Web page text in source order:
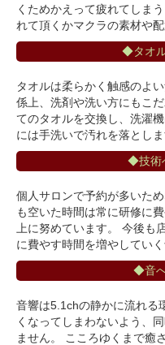
くためかえって疲れてしま
れて頂くかマクラの素材や
◆タオ
タオルは柔らかく触感のよ
係上、洗剤や洗い方にもこ
てのタオルを交換し、洗濯
には手洗いで汚れを落としま
◆技術
個人サロンで予約が多いた
も空いた時間は常に研修に
上に努めています。 今後も
に費やす時間を増やしていく
◆音
音響は5.1chの静かに流れる
くなってしまわないよう、
ません。 こころゆくまで癒